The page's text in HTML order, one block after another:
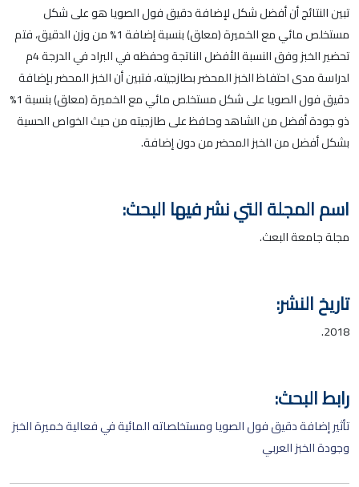
تبين النتائج أن أفضل شكل لإضافة دقيق فول الصويا هو على شكل
مستخلص مائي مع الخميرة (معلق) بنسبة إضافة 1% من وزن الدقيق، فتم
تحضير الخبز وفق النسبة الأفضل الناتجة وحفظه في البراد في الدرجة 4م
لدراسة مدى احتفاظ الخبز المحضر بطازجيته، فتبين أن الخبز المحضر بإضافة
دقيق فول الصويا على شكل مستخلص مائي مع الخميرة (معلق) بنسبة 1%
ذو جودة أفضل من الشاهد وحافظ على طازجيته من حيث الخواص الحسية
بشكل أفضل من الخبز المحضر من دون إضافة.
اسم المجلة التي نشر فيها البحث:
مجلة جامعة البعث.
تاريخ النشر:
2018.
رابط البحث:
تأثير إضافة دقيق فول الصويا ومستخلصاته المائية في فعالية خميرة الخبز
وجودة الخبز العربي